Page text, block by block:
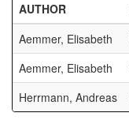
AUTHOR
Aemmer, Elisabeth
Aemmer, Elisabeth
Herrmann, Andreas